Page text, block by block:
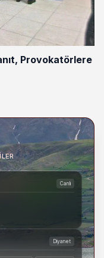
Provokatörlere
Canlı
Diyanet